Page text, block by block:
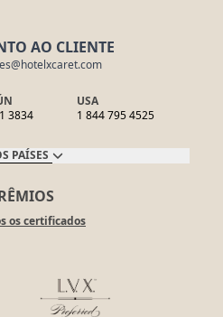
AO CLIENTE
3834
USA
1 844 795 4525
PAÍSES
os certificados